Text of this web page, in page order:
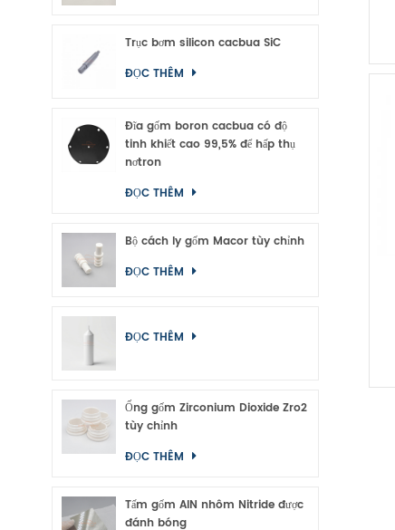
Trục bơm silicon cacbua SiC
ĐỌC THÊM
Đĩa gốm boron cacbua có độ
tinh khiết cao 99,5% để hấp thụ
nơtron
ĐỌC THÊM
Bộ cách ly gốm Macor tùy chỉnh
ĐỌC THÊM
ĐỌC THÊM
Ống gốm Zirconium Dioxide Zro2
tùy chỉnh
ĐỌC THÊM
Tấm gốm AlN nhôm Nitride được
đánh bóng